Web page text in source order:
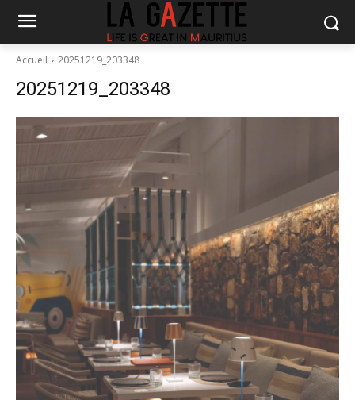
Accueil 20251219_203348
20251219_203348